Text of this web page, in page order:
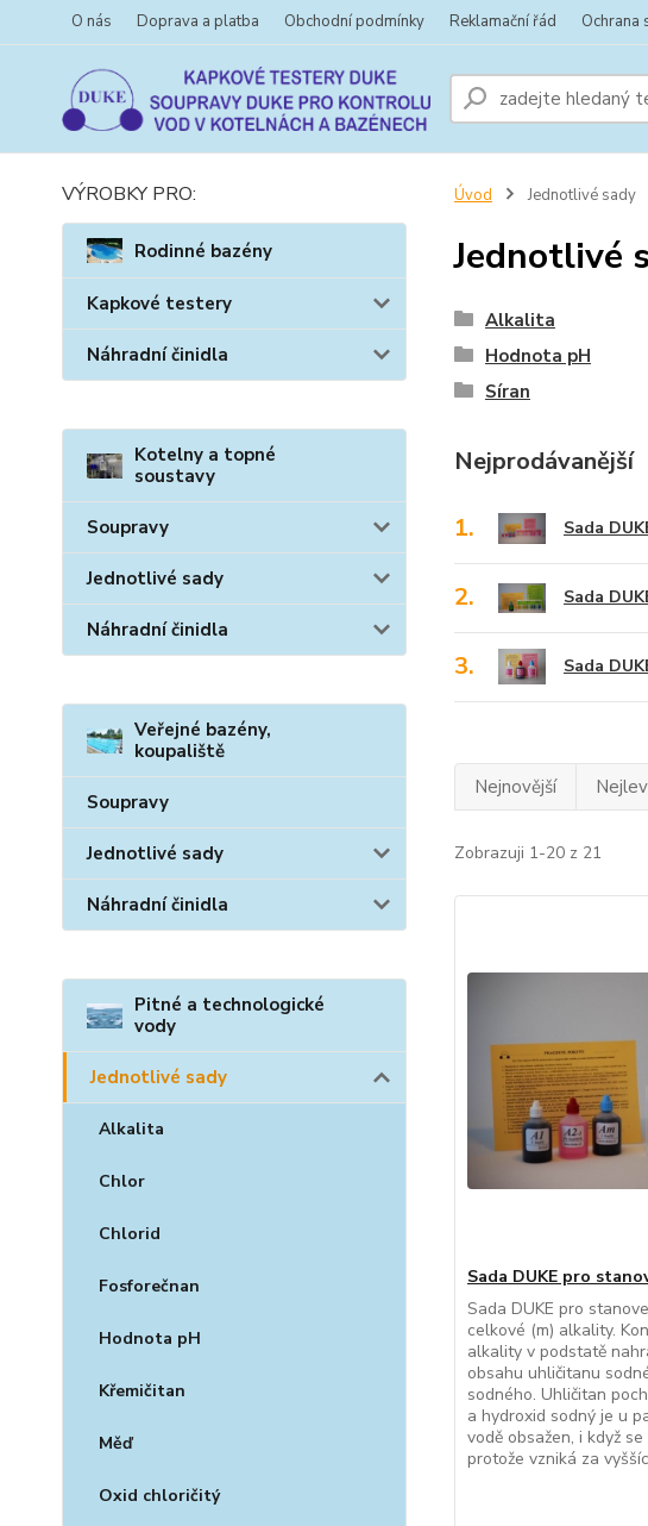
O nás Doprava a platba Obchodní podmínky Reklamační řád Ochrana
VÝROBKY PRO:
Rodinné bazény
Kapkové testery
Náhradní činidla
Kotelny a topné
soustavy
Soupravy
Jednotlivé sady
Náhradní činidla
Veřejné bazény,
koupaliště
Soupravy
Jednotlivé sady
Náhradní činidla
Pitné a technologické
vody
Jednotlivé sady
Alkalita
Chlor
Chlorid
Fosforečnan
Hodnota pH
Křemičitan
Měď
Oxid chloričitý
Úvod Jednotlivé sady
Jednotlivé
Alkalita
Hodnota pH
Síran
Nejprodávanější
1. Sada
2. Sada
3. Sada
Nejnovější
Zobrazuji 1-20 z 21
Sada DUKE pro
Sada DUKE pro
celkové (m) alkality.
alkality v podstatě
obsahu uhličitanu
sodného. Uhličitan
a hydroxid sodný je u
vodě obsažen, i když
protože vzniká za